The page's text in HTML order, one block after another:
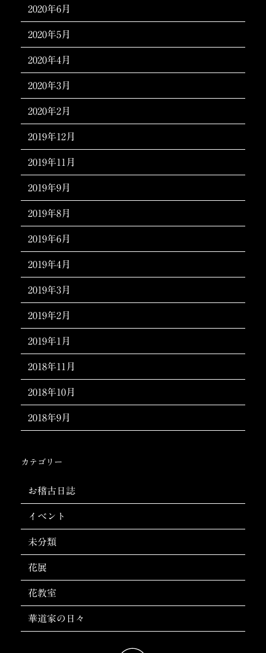
2020年6月
2020年5月
2020年4月
2020年3月
2020年2月
2019年12月
2019年11月
2019年9月
2019年8月
2019年6月
2019年4月
2019年3月
2019年2月
2019年1月
2018年11月
2018年10月
2018年9月
カテゴリー
お稽古日誌
イベント
未分類
花展
花教室
華道家の日々